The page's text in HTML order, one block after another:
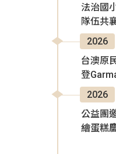
法治國
隊伍共
2026
台澳原
登
2026
公益團
繪蛋糕